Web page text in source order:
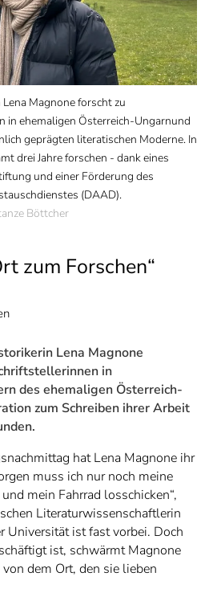
Magnone forscht zu
in ehemaligen Österreich-Ungarnund
geprägten literatischen Moderne. In
drei Jahre forschen - dank eines
und einer Förderung des
(DAAD).
Böttcher
zum Forschen“
Lena Magnone
in
des ehemaligen Österreich-
zum Schreiben ihrer Arbeit
hat Lena Magnone ihr
muss ich nur noch meine
mein Fahrrad losschicken“,
Literaturwissenschaftlerin
Universität ist fast vorbei. Doch
ist, schwärmt Magnone
dem Ort, den sie lieben